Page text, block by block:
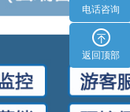
电话咨询
返回顶部